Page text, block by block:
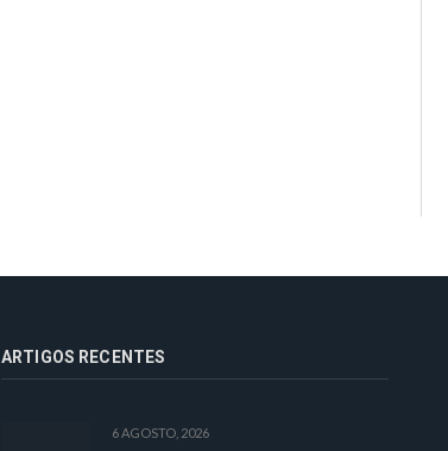
ARTIGOS RECENTES
6 AGOSTO, 2026